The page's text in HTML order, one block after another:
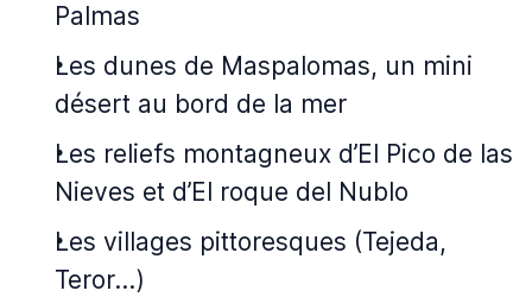
Palmas
Les dunes de Maspalomas, un mini
désert au bord de la mer
Les reliefs montagneux d’El Pico de las
Nieves et d’El roque del Nublo
Les villages pittoresques (Tejeda,
Teror…)